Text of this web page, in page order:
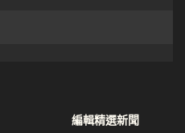
編輯精選新聞